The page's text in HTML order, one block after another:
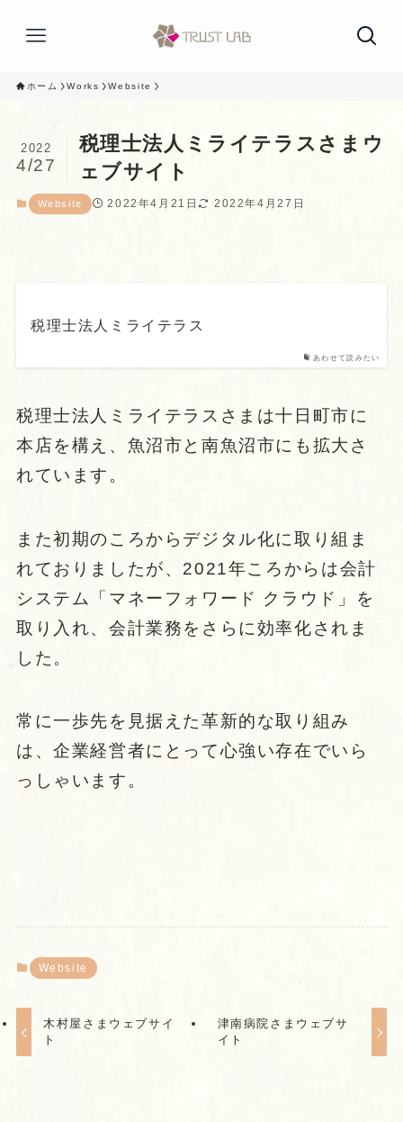
ホーム Works Website
税理士法人ミライテラスさまウ
ェブサイト
2022
4/27
Website 2022年4月21日 2022年4月27日
あわせて読みたい
税理士法人ミライテラス
税理士法人ミライテラスさまは十日町市に
本店を構え、魚沼市と南魚沼市にも拡大さ
れています。
また初期のころからデジタル化に取り組ま
れておりましたが、2021年ころからは会計
システム「マネーフォワード クラウド」を
取り入れ、会計業務をさらに効率化されま
した。
常に一歩先を見据えた革新的な取り組み
は、企業経営者にとって心強い存在でいら
っしゃいます。
Website
木村屋さまウェブサイ
ト
津南病院さまウェブサ
イト